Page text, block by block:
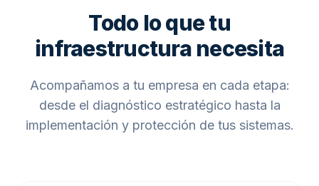
Todo lo que tu
infraestructura necesita
Acompañamos a tu empresa en cada etapa:
desde el diagnóstico estratégico hasta la
implementación y protección de tus sistemas.